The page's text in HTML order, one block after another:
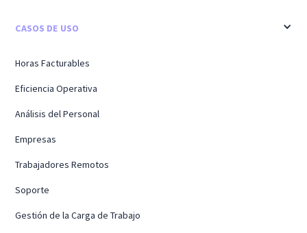
CASOS DE USO
Horas Facturables
Eficiencia Operativa
Análisis del Personal
Empresas
Trabajadores Remotos
Soporte
Gestión de la Carga de Trabajo